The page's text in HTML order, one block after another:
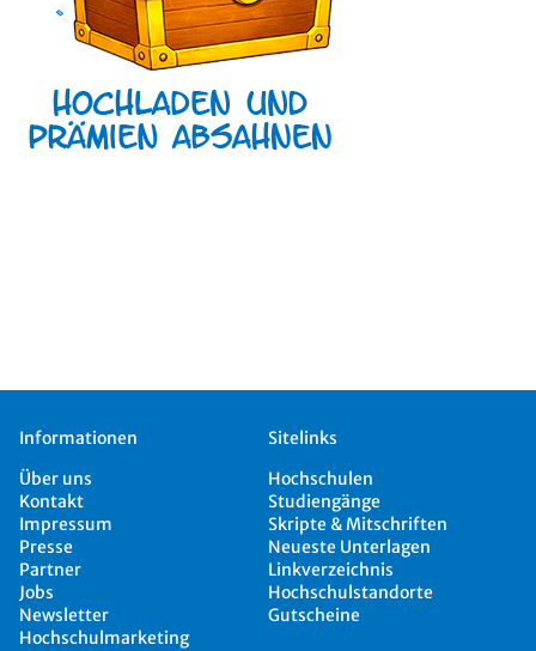
Informationen
Über uns
Kontakt
Impressum
Presse
Partner
Jobs
Newsletter
Hochschulmarketing
Sitelinks
Hochschulen
Studiengänge
Skripte & Mitschriften
Neueste Unterlagen
Linkverzeichnis
Hochschulstandorte
Gutscheine